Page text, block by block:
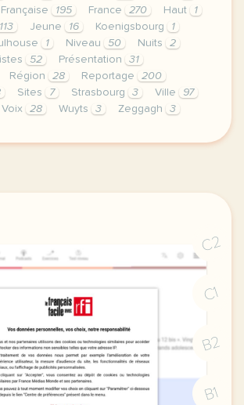
Française 195 France 270 Haut
1
113 Jeune 16 Koenigsbourg
1
1 Niveau 50 Nuits
2
52 Présentation
31
Région 28 Reportage
200
Sites 7 Strasbourg 3 Ville
97
Voix 28 Wuyts 3 Zeggagh 3
votre vie privee est une priorite
C2
C1
B2
B1